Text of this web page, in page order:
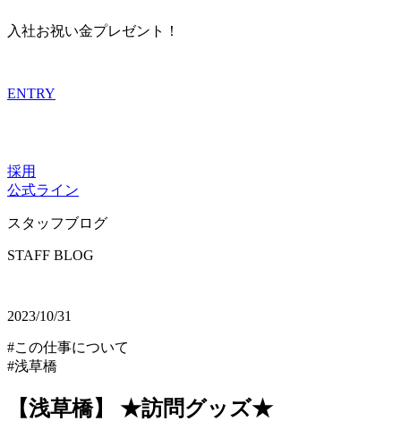
入社お祝い金プレゼント！
ENTRY
採用
公式ライン
スタッフブログ
STAFF BLOG
2023/10/31
#この仕事について
#浅草橋
【浅草橋】 ★訪問グッズ★